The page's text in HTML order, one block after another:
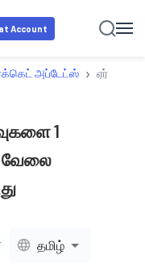
Account
அப்டேட்ஸ் › ஏர்
1
வேலை
தமிழ்